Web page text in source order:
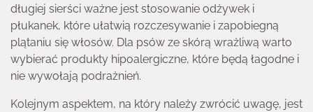
długiej sierści ważne jest stosowanie odżywek i
płukanek, które ułatwią rozczesywanie i zapobiegną
plątaniu się włosów. Dla psów ze skórą wrażliwą warto
wybierać produkty hipoalergiczne, które będą łagodne i
nie wywołają podrażnień.
Kolejnym aspektem, na który należy zwrócić uwagę, jest